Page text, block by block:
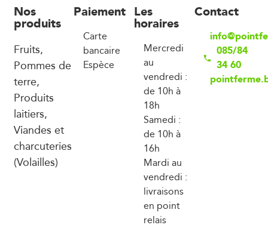
Nos
produits
Fruits,
Pommes de
terre,
Produits
laitiers,
Viandes et
charcuteries
(Volailles)
Paiement
Carte
bancaire
Espèce
Les
horaires
Mercredi
au
vendredi :
de 10h à
18h
Samedi :
de 10h à
16h
Mardi au
vendredi :
livraisons
en point
relais
Contact
085/84
34 60